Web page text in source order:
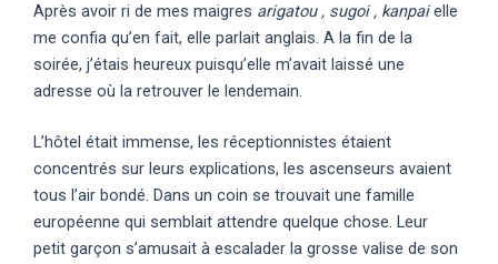
Après avoir ri de mes maigres arigatou , sugoi , kanpaielle
me confia qu’en fait, elle parlait anglais. A la fin de la
soirée, j’étais heureux puisqu’elle m’avait laissé une
adresse où la retrouver le lendemain.
L’hôtel était immense, les réceptionnistes étaient
concentrés sur leurs explications, les ascenseurs avaient
tous l’air bondé. Dans un coin se trouvait une famille
européenne qui semblait attendre quelque chose. Leur
petit garçon s’amusait à escalader la grosse valise de son